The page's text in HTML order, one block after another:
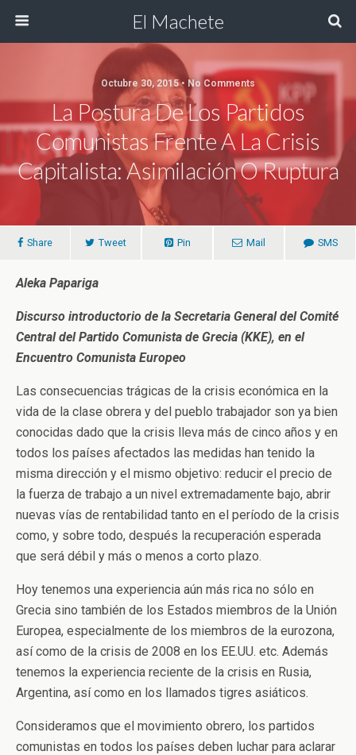
El Machete
Octubre 30, 2015 • No Comments
La Postura De Los Partidos
Comunistas Frente A La Crisis
Capitalista: Asimilación O Ruptura
Share Tweet Pin Mail SMS
Aleka Papariga
Discurso introductorio de la Secretaria General del Comité
Central del Partido Comunista de Grecia (KKE), en el
Encuentro Comunista Europeo
Las consecuencias trágicas de la crisis económica en la
vida de la clase obrera y del pueblo trabajador son ya bien
conocidas dado que la crisis lleva más de cinco años y en
todos los países afectados las medidas han tenido la
misma dirección y el mismo objetivo: reducir el precio de
la fuerza de trabajo a un nivel extremadamente bajo, abrir
nuevas vías de rentabilidad tanto en el período de la crisis
como, y sobre todo, después la recuperación esperada
que será débil y más o menos a corto plazo.
Hoy tenemos una experiencia aún más rica no sólo en
Grecia sino también de los Estados miembros de la Unión
Europea, especialmente de los miembros de la eurozona,
así como de la crisis de 2008 en los EE.UU. etc. Además
tenemos la experiencia reciente de la crisis en Rusia,
Argentina, así como en los llamados tigres asiáticos.
Consideramos que el movimiento obrero, los partidos
comunistas en todos los países deben luchar para aclarar